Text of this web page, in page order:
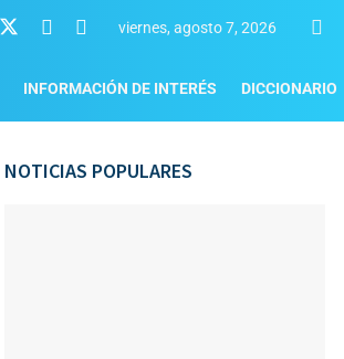
viernes, agosto 7, 2026
INFORMACIÓN DE INTERÉS DICCIONARIO
NOTICIAS POPULARES